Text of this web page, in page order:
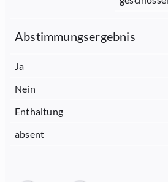
Abstimmungsergebnis
Ja
Nein
Enthaltung
absent